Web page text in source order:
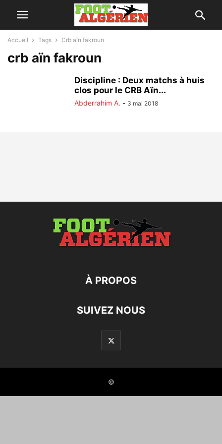
Accueil Tags Crb aïn fakroun
crb aïn fakroun
Discipline : Deux matchs à huis
clos pour le CRB Aïn...
Abderrahim A. - 3 mai 2018
À PROPOS
SUIVEZ NOUS
©